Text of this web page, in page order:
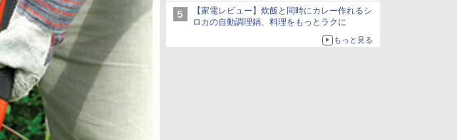
【家電レビュー】炊飯と同時にカレー作れるシ
ロカの自動調理鍋、料理をもっとラクに
もっと見る